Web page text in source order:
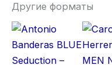
Другие форматы